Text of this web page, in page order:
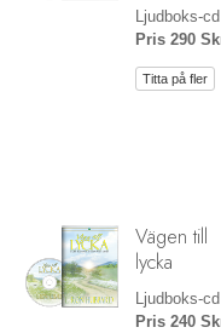
Ljudboks-cd
Pris 290
Titta på fler
Vägen till
lycka
Ljudboks-cd
Pris 240